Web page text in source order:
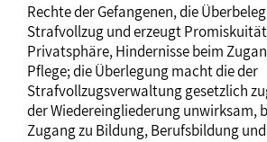
Rechte der Gefangenen, die
Strafvollzug und erzeugt
Privatsphäre, Hindernisse beim
Pflege; die Überlegung macht die der
Strafvollzugsverwaltung gesetzlich
der Wiedereingliederung unwirksam,
Zugang zu Bildung, Berufsbildung